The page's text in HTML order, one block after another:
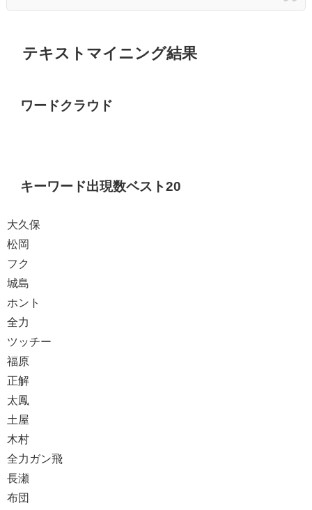
テキストマイニング結果
ワードクラウド
キーワード出現数ベスト20
大久保
松岡
フク
城島
ホント
全力
ツッチー
福原
正解
太鳳
土屋
木村
全力ガン飛
長瀬
布団